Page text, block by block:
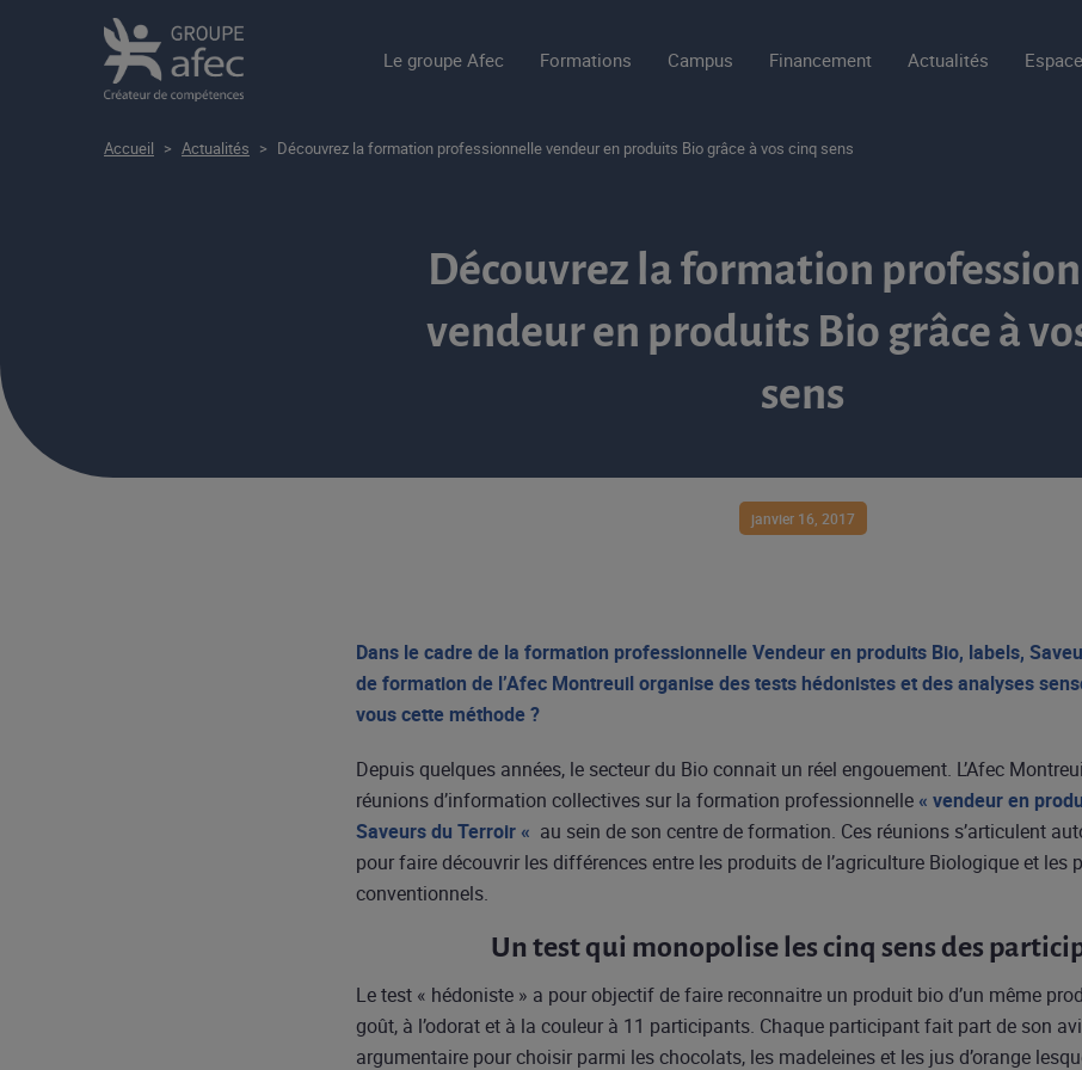
Le groupe Afec Formations Campus Financement Actualités
Accueil > Actualités > Découvrez la formation professionnelle vendeur en produits Bio grâce à vos cinq sens
Découvrez la formation
vendeur en produits Bio grâce à
sens
janvier 16, 2017
Dans le cadre de la formation professionnelle Vendeur en produits Bio, labels,
de formation de l’Afec Montreuil organise des tests hédonistes et des analyses
vous cette méthode ?
Depuis quelques années, le secteur du Bio connait un réel engouement. L’Afec
réunions d’information collectives sur la formation professionnelle « vendeur en
Saveurs du Terroir « au sein de son centre de formation. Ces réunions s’articulent
pour faire découvrir les différences entre les produits de l’agriculture Biologique et les
conventionnels.
Un test qui monopolise les cinq sens des
Le test « hédoniste » a pour objectif de faire reconnaitre un produit bio d’un même
goût, à l’odorat et à la couleur à 11 participants. Chaque participant fait part de son
argumentaire pour choisir parmi les chocolats, les madeleines et les jus d’orange